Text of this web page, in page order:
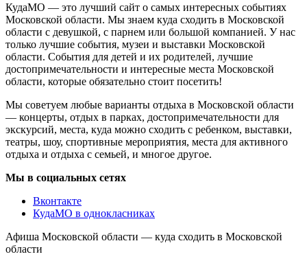
КудаМО — это лучший сайт о самых интересных событиях
Московской области. Мы знаем куда сходить в Московской
области с девушкой, с парнем или большой компанией. У нас
только лучшие события, музеи и выставки Московской
области. События для детей и их родителей, лучшие
достопримечательности и интересные места Московской
области, которые обязательно стоит посетить!
Мы советуем любые варианты отдыха в Московской области
— концерты, отдых в парках, достопримечательности для
экскурсий, места, куда можно сходить с ребенком, выставки,
театры, шоу, спортивные мероприятия, места для активного
отдыха и отдыха с семьей, и многое другое.
Мы в социальных сетях
Вконтакте
КудаМО в однокласниках
Афиша Московской области — куда сходить в Московской
области